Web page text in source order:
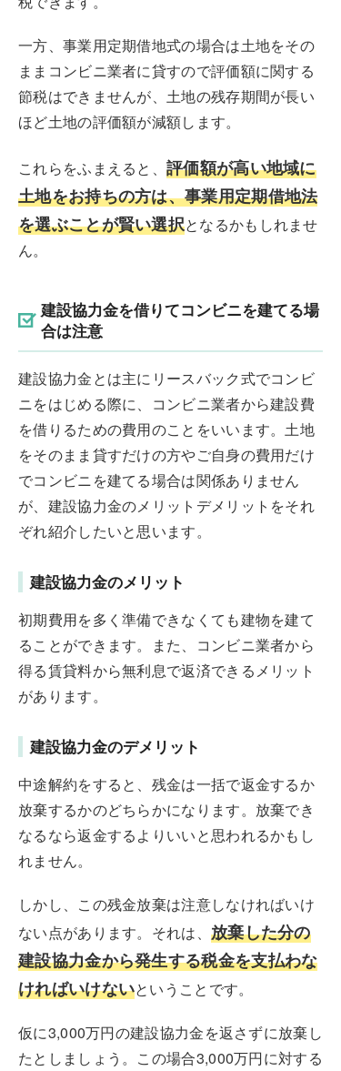
一方、事業用定期借地式の場合は土地をその
ままコンビニ業者に貸すので評価額に関する
節税はできませんが、土地の残存期間が長い
ほど土地の評価額が減額します。
これらをふまえると、 評価額が高い地域に
土地をお持ちの方は、事業用定期借地法
を選ぶことが賢い選択となるかもしれませ
ん。
建設協力金を借りてコンビニを建てる場
合は注意
建設協力金とは主にリースバック式でコンビ
ニをはじめる際に、コンビニ業者から建設費
を借りるための費用のことをいいます。土地
をそのまま貸すだけの方やご自身の費用だけ
でコンビニを建てる場合は関係ありません
が、建設協力金のメリットデメリットをそれ
ぞれ紹介したいと思います。
建設協力金のメリット
初期費用を多く準備できなくても建物を建て
ることができます。また、コンビニ業者から
得る賃貸料から無利息で返済できるメリット
があります。
建設協力金のデメリット
中途解約をすると、残金は一括で返金するか
放棄するかのどちらかになります。放棄でき
なるなら返金するよりいいと思われるかもし
れません。
しかし、この残金放棄は注意しなければいけ
ない点があります。それは、 放棄した分の
建設協力金から発生する税金を支払わな
ければいけないということです。
仮に3,000万円の建設協力金を返さずに放棄し
たとしましょう。この場合3,000万円に対する